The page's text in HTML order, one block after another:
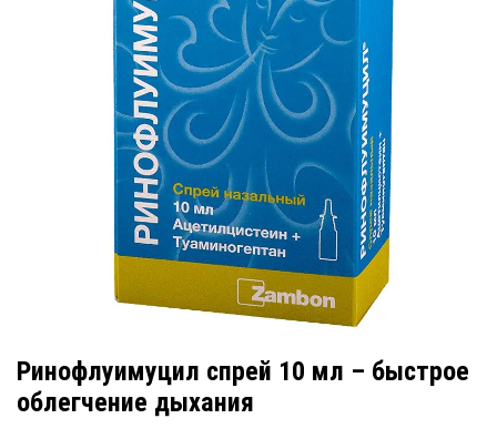
Ринофлуимуцил спрей 10 мл – быстрое
облегчение дыхания